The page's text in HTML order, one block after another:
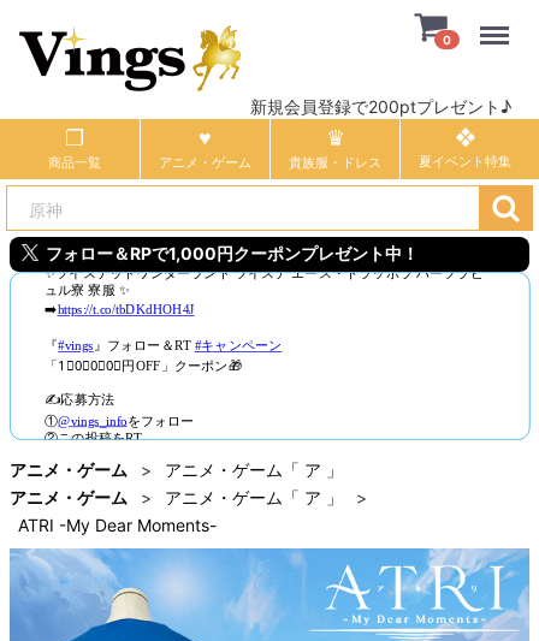
新規会員登録で200ptプレゼント♪
0
商品一覧 アニメ・ゲーム 貴族服・ドレス
フォロー＆RPで1,000円クーポンプレゼント中！
アニメ・ゲーム
アニメ・ゲーム「 ア 」
アニメ・ゲーム
アニメ・ゲーム「 ア 」
ATRI -My Dear Moments-